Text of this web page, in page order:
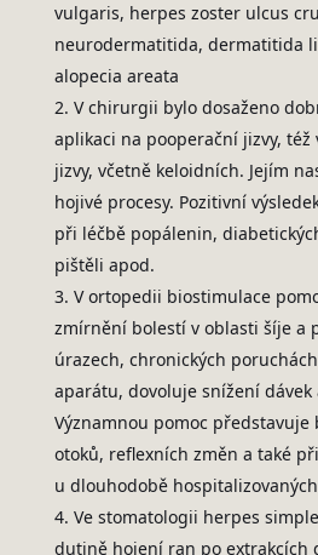
vulgaris, herpes zoster ulcus
neurodermatitida, dermatitida
alopecia areata
V chirurgii bylo dosaženo
aplikaci na pooperační jizvy, též
jizvy, včetně keloidních. Jejím
hojivé procesy. Pozitivní
při léčbě popálenin,
pištěli apod.
V ortopedii biostimulace
zmírnění bolestí v oblasti šíje a
úrazech, chronických
aparátu, dovoluje snížení dávek
Významnou pomoc
otoků, reflexních změn a také
u dlouhodobě
Ve stomatologii herpes
dutině hojení ran po extrakcích